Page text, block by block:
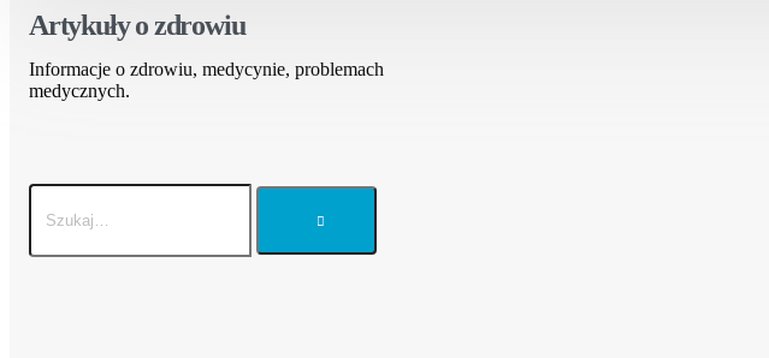
Artykuły o zdrowiu
Informacje o zdrowiu, medycynie, problemach
medycznych.